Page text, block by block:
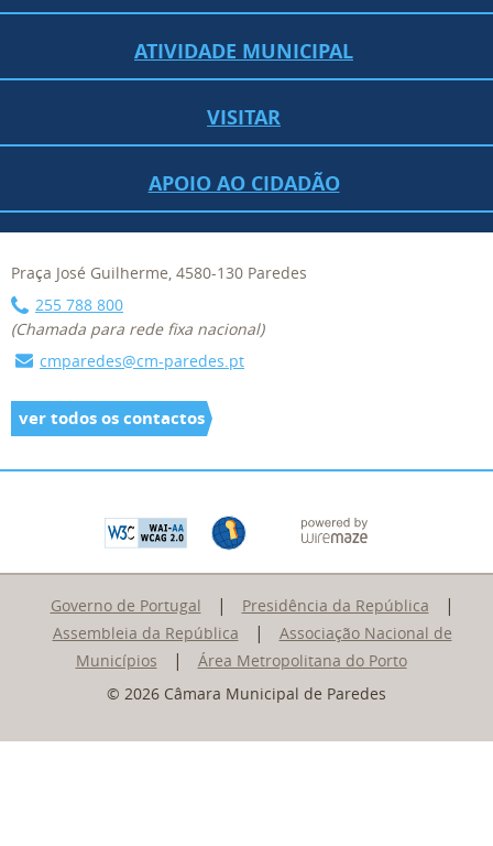
ATIVIDADE MUNICIPAL
VISITAR
APOIO AO CIDADÃO
Praça José Guilherme, 4580-130 Paredes
255 788 800
(Chamada para rede fixa nacional)
cmparedes@cm-paredes.pt
ver todos os contactos
Governo de Portugal | Presidência da República |
Assembleia da República |
Associação Nacional de
Municípios
|
Área Metropolitana do Porto
© 2026 Câmara Municipal de Paredes